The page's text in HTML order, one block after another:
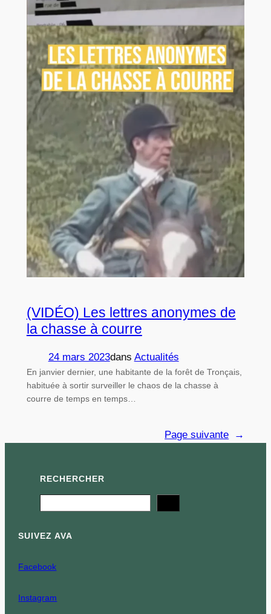
(VIDÉO) Les lettres anonymes de
la chasse à courre
24 mars 2023dans Actualités
En janvier dernier, une habitante de la forêt de Tronçais,
habituée à sortir surveiller le chaos de la chasse à
courre de temps en temps…
Page suivante →
RECHERCHER
SUIVEZ AVA
Facebook
Instagram